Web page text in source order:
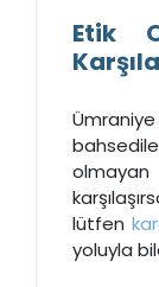
Etik
lütfen
yoluyla